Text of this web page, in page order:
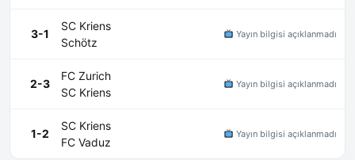
3-1
SC Kriens
Schötz
Yayın bilgisi açıklanmadı
2-3
FC Zurich
SC Kriens
Yayın bilgisi açıklanmadı
1-2
SC Kriens
FC Vaduz
Yayın bilgisi açıklanmadı